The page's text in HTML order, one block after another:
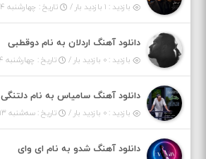
بازدید : ۱ بازدید بار / تاریخ : چهارشنبه ۱۴ مرداد ۱۴۰۵
دانلود آهنگ اردلان به نام دوقطبی
بازدید : ۰ بازدید بار / تاریخ : چهارشنبه ۱۴ مرداد ۱۴۰۵
دانلود آهنگ سامیاس به نام دلتنگی
بازدید : ۰ بازدید بار / تاریخ : سه‌شنبه ۱۳ مرداد ۱۴۰۵
دانلود آهنگ شدو به نام ای وای